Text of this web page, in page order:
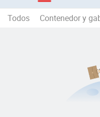
Todos Contenedor y